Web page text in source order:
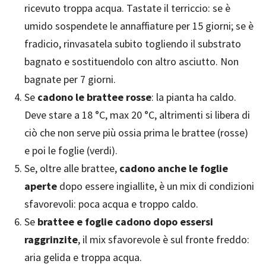
ricevuto troppa acqua. Tastate il terriccio: se è
umido sospendete le annaffiature per 15 giorni; se è
fradicio, rinvasatela subito togliendo il substrato
bagnato e sostituendolo con altro asciutto. Non
bagnate per 7 giorni.
Se cadono le brattee rosse: la pianta ha caldo.
Deve stare a 18 °C, max 20 °C, altrimenti si libera di
ciò che non serve più ossia prima le brattee (rosse)
e poi le foglie (verdi).
Se, oltre alle brattee, cadono anche le foglie
aperte dopo essere ingiallite, è un mix di condizioni
sfavorevoli: poca acqua e troppo caldo.
Se brattee e foglie cadono dopo essersi
raggrinzite, il mix sfavorevole è sul fronte freddo:
aria gelida e troppa acqua.